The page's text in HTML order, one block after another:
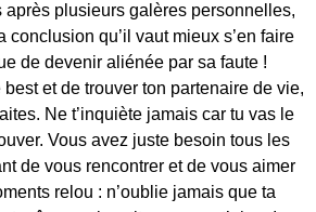
après plusieurs galères personnelles,
conclusion qu’il vaut mieux s’en faire
de devenir aliénée par sa faute !
et de trouver ton partenaire de vie,
Ne t’inquiète jamais car tu vas le
Vous avez juste besoin tous les
de vous rencontrer et de vous aimer
relou : n’oublie jamais que ta